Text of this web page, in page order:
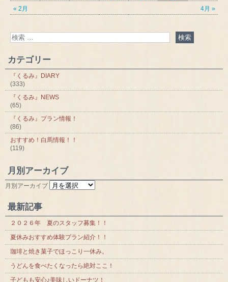
« 2月 4月 »
カテゴリー
『くるみ』DIARY
(333)
『くるみ』NEWS
(65)
『くるみ』プラン情報！
(86)
おすすめ！白馬情報！！
(119)
月別アーカイブ
月別アーカイブ
最新記事
２０２６年 夏のスタッフ募集！！
夏休みおすすめ体験プラン紹介！！
珈琲と焼き菓子でほっこり一休み。
うどんを食べたくなったら絶対ここ！
子どもも安心♪美味しいドーナツ！